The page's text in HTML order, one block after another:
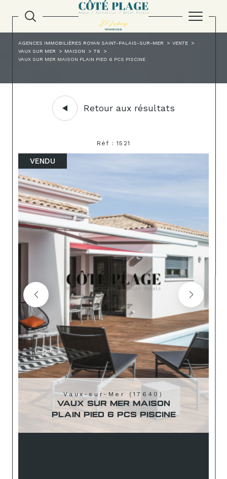
AGENCES IMMOBILIÈRES ROYAN SAINT-PALAIS-SUR-MER
VENTE
VAUX SUR MER
MAISON
T6
VAUX SUR MER MAISON PLAIN PIED 6 PCS PISCINE
Retour aux résultats
Réf : 1521
VENDU
Vaux-sur-Mer (17640)
VAUX SUR MER MAISON
PLAIN PIED 6 PCS PISCINE